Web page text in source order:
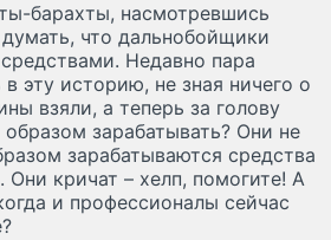
барахты, насмотревшись
что дальнобойщики
Недавно пара
в эту историю, не зная ничего о
взяли, а теперь за голову
зарабатывать? Они не
зарабатываются средства
Они кричат – хелп, помогите! А
и профессионалы сейчас